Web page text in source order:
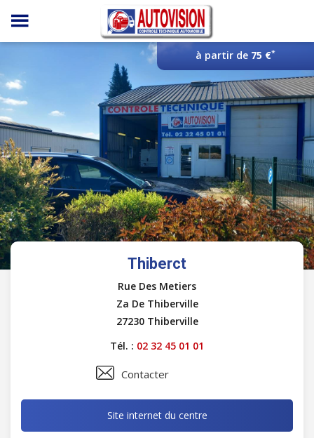
Panneau de gestion des cookies
à partir de 75 €*
Thiberct
Rue Des Metiers
Za De Thiberville
27230 Thiberville
Tél. : 02 32 45 01 01
Contacter
Site internet du centre